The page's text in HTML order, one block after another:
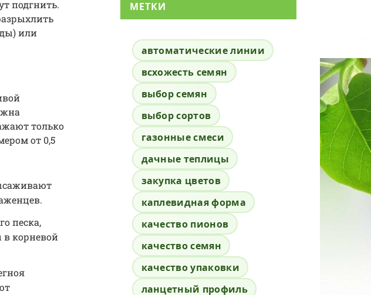
подгнить.
или
только
от 0,5
песка,
в корневой
МЕТКИ
автоматические линии
всхожесть семян
выбор семян
выбор сортов
газонные смеси
дачные теплицы
закупка цветов
каплевидная форма
качество пионов
качество семян
качество упаковки
ланцетный профиль